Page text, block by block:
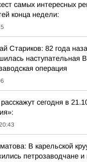
самых интересных
конца недели:
Стариков: 82 года
наступательная
операция
сегодня в
В карельской
петрозаводчане и